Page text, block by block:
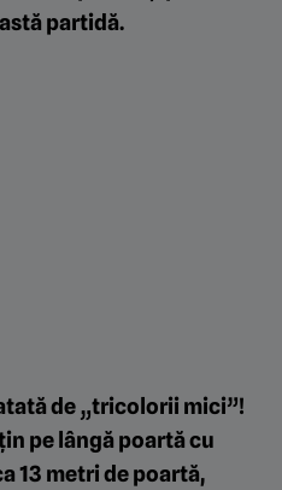
partidă.
de „tricolorii mici”!
pe lângă poartă cu
13 metri de poartă,